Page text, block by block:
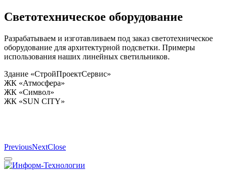
Светотехническое оборудование
Разрабатываем и изготавливаем под заказ светотехническое
оборудование для архитектурной подсветки. Примеры
использования наших линейных светильников.
Здание «СтройПроектСервис»
ЖК «Атмосфера»
ЖК «Символ»
ЖК «SUN CITY»
PreviousNextClose